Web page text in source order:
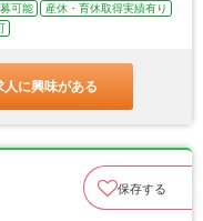
可能
産休・育休取得実績有り
人に興味がある
保存する